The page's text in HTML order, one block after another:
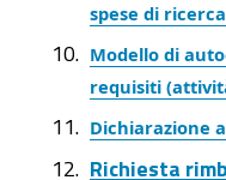
spese di
Modello di
requisiti
Dichiarazione
Richiesta